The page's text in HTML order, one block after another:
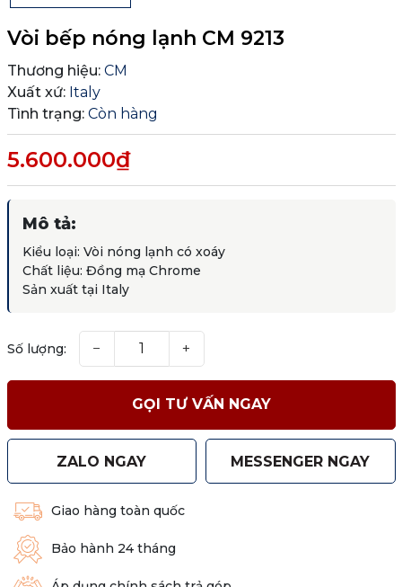
Vòi bếp nóng lạnh CM 9213
Thương hiệu: CM
Xuất xứ: Italy
Tình trạng: Còn hàng
5.600.000₫
Mô tả:
Kiểu loại: Vòi nóng lạnh có xoáy
Chất liệu: Đồng mạ Chrome
Sản xuất tại Italy
Số lượng: − +
GỌI TƯ VẤN NGAY
ZALO NGAY MESSENGER NGAY
Giao hàng toàn quốc
Bảo hành 24 tháng